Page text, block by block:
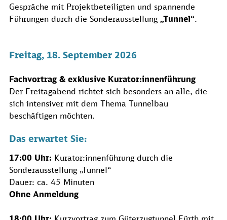
Gespräche mit Projektbeteiligten und spannende
Führungen durch die Sonderausstellung „Tunnel“.
Freitag, 18. September 2026
Fachvortrag & exklusive Kurator:innenführung
Der Freitagabend richtet sich besonders an alle, die
sich intensiver mit dem Thema Tunnelbau
beschäftigen möchten.
Das erwartet Sie:
17:00 Uhr: Kurator:innenführung durch die
Sonderausstellung „Tunnel“
Dauer: ca. 45 Minuten
Ohne Anmeldung